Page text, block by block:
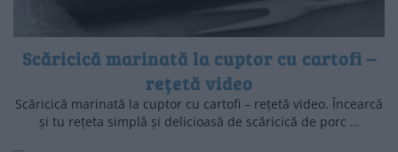
Scăricică marinată la cuptor cu cartofi –
rețetă video
Scăricică marinată la cuptor cu cartofi – rețetă video. Încearcă
și tu rețeta simplă și delicioasă de scăricică de porc …